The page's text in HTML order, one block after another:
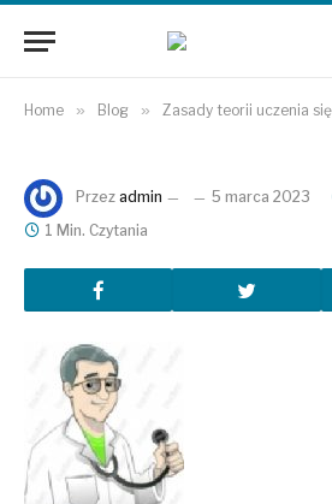
Home » Blog » Zasady teorii uczenia się
Przez admin 5 marca 2023
1 Min. Czytania